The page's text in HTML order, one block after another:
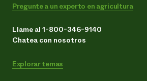
Pregunte a un experto en agricultura
Llame al 1-800-346-9140
Chatea con nosotros
Explorar temas